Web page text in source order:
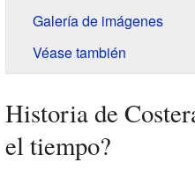
Galería de imágenes
Véase también
Historia de
el tiempo?